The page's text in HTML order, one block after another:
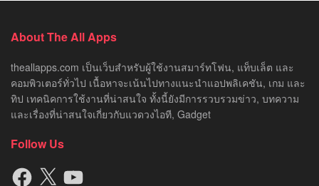
About The All Apps
theallapps.com เป็นเว็บสำหรับผู้ใช้งานสมาร์ทโฟน, แท็บเล็ต และ
คอมพิวเตอร์ทั่วไป เนื้อหาจะเน้นไปทางแนะนำแอปพลิเคชัน, เกม และ
ทิป เทคนิคการใช้งานที่น่าสนใจ ทั้งนี้ยังมีการรวบรวมข่าว, บทความ
และเรื่องที่น่าสนใจเกี่ยวกับแวดวงไอที, Gadget
Follow Us
Facebook
X YouTube